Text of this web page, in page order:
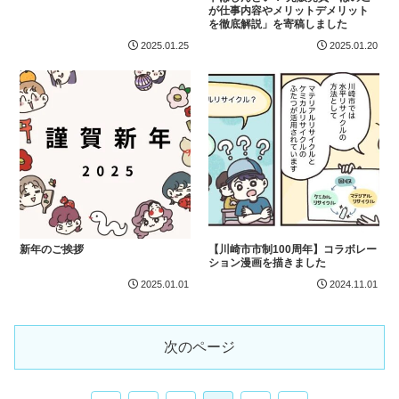
2025.01.25
が仕事内容やメリットデメリット
を徹底解説」を寄稿しました
2025.01.20
新年のご挨拶
2025.01.01
【川崎市市制100周年】コラボレー
ション漫画を描きました
2024.11.01
次のページ